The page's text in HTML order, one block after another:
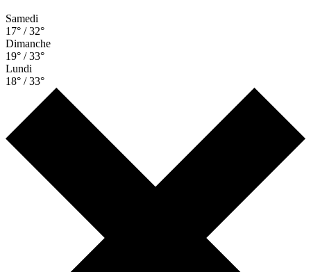
Samedi
17° / 32°
Dimanche
19° / 33°
Lundi
18° / 33°